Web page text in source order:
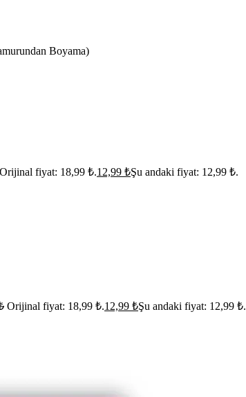
Boyama)
Orijinal fiyat: 18,99 ₺.12,99 ₺Şu andaki fiyat: 12,99 ₺.
Orijinal fiyat: 18,99 ₺.12,99 ₺Şu andaki fiyat: 12,99 ₺.